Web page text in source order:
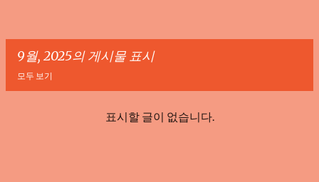
9월, 2025의 게시물 표시
모두 보기
표시할 글이 없습니다.